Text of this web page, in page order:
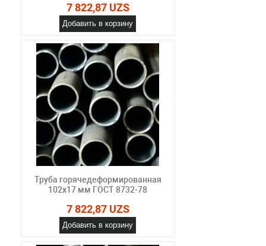
7 822,87 UZS
Добавить в корзину
Труба горячедеформированная
102х17 мм ГОСТ 8732-78
7 822,87 UZS
Добавить в корзину